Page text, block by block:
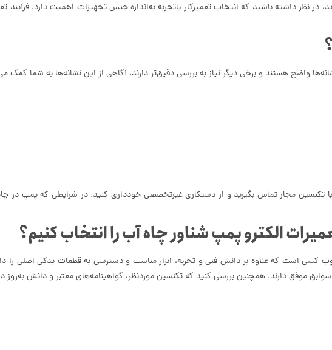
نظر داشته باشید که انتخاب تعمیرکار باتجربه به‌اندازه جنس تجهیزات اهمیت دارد. فرآیند
واضح هستند و برخی دیگر نیاز به بررسی دقیق‌تر دارند. آگاهی از این نشانه‌ها به شما کمک
تکنسین مجاز تماس بگیرید و از دستکاری غیرتخصصی خودداری کنید. در شرایطی که پمپ در
الکترو پمپ شناور چاه آب را انتخاب کنیم؟
کسی است که علاوه بر دانش فنی و تجربه، ابزار مناسب و دسترسی به قطعات یدکی اصلی را
موفق دارند. همچنین بررسی کنید که تکنسین موردنظر، گواهینامه‌های معتبر و دانش به‌روز